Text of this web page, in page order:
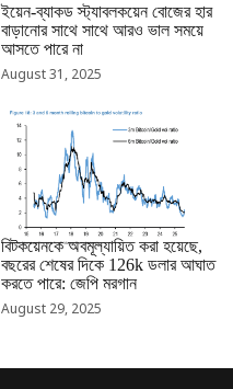
ইয়েন-ব্যাকড স্ট্যাবলকয়েন বোজের হার
বাড়ানোর সাথে সাথে আরও ভাল সময়ে
আসতে পারে না
August 31, 2025
RRCNEWS_BN
বিটকয়েনকে অবমূল্যায়িত করা হয়েছে,
বছরের শেষের দিকে 126k ডলার আঘাত
করতে পারে: জেপি মরগান
August 29, 2025